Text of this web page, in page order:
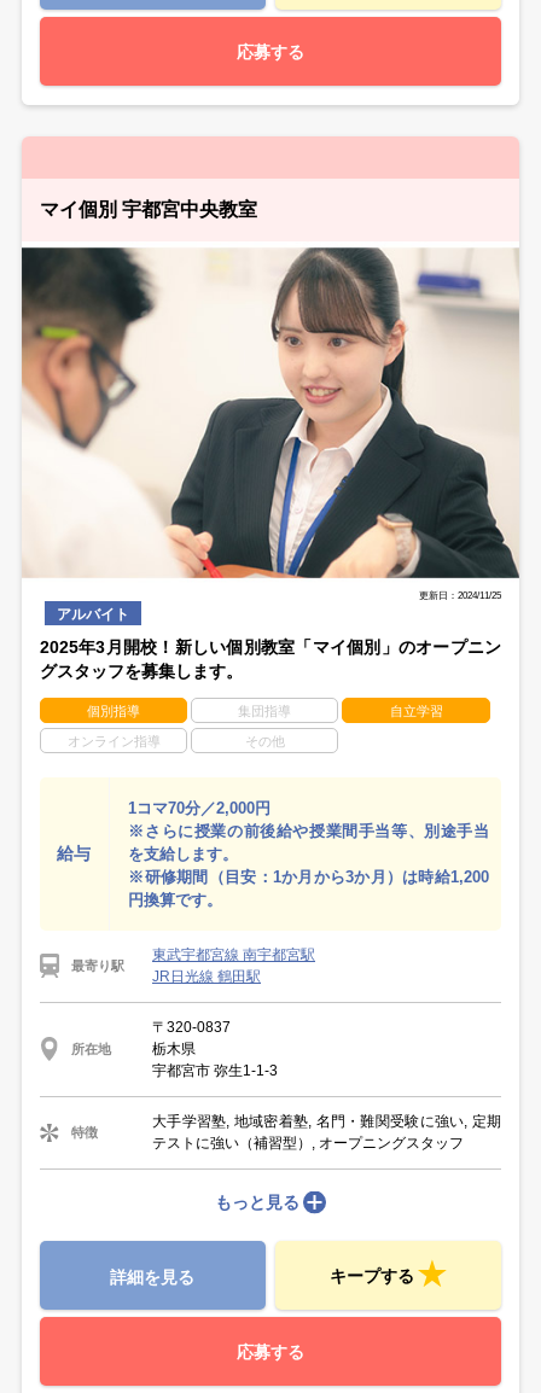
応募する
マイ個別 宇都宮中央教室
更新日：2024/11/25
アルバイト
2025年3月開校！新しい個別教室「マイ個別」のオープニン
グスタッフを募集します。
個別指導 集団指導 自立学習
オンライン指導 その他
給与
1コマ70分／2,000円
※さらに授業の前後給や授業間手当等、別途手当
を支給します。
※研修期間（目安：1か月から3か月）は時給1,200
円換算です。
最寄り駅
東武宇都宮線 南宇都宮駅
JR日光線 鶴田駅
所在地
〒320-0837
栃木県
宇都宮市 弥生1-1-3
特徴
大手学習塾, 地域密着塾, 名門・難関受験に強い, 定期
テストに強い（補習型）, オープニングスタッフ
もっと見る
詳細を見る キープする
応募する